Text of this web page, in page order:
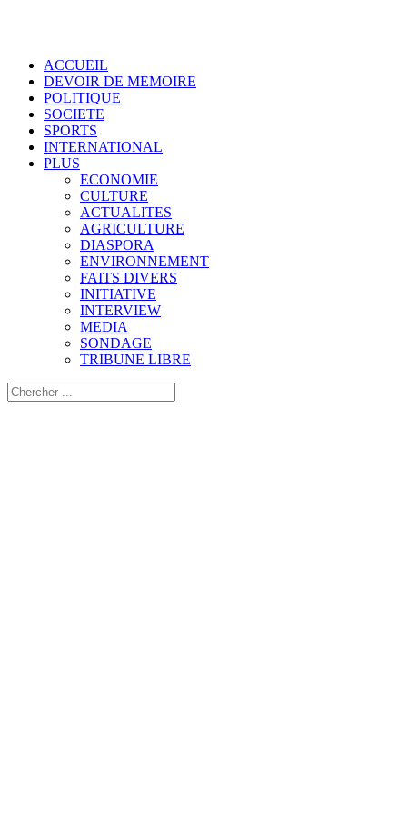
ACCUEIL
DEVOIR DE MEMOIRE
POLITIQUE
SOCIETE
SPORTS
INTERNATIONAL
PLUS
ECONOMIE
CULTURE
ACTUALITES
AGRICULTURE
DIASPORA
ENVIRONNEMENT
FAITS DIVERS
INITIATIVE
INTERVIEW
MEDIA
SONDAGE
TRIBUNE LIBRE